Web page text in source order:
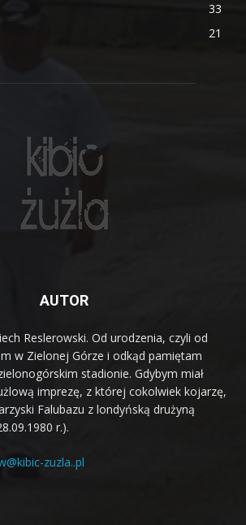
33
21
AUTOR
Reslerowski. Od urodzenia, czyli od
w Zielonej Górze i odkąd pamiętam
stadionie. Gdybym miał
imprezę, z której cokolwiek kojarzę,
Falubazu z londyńską drużyną
r.).
zuzla..pl